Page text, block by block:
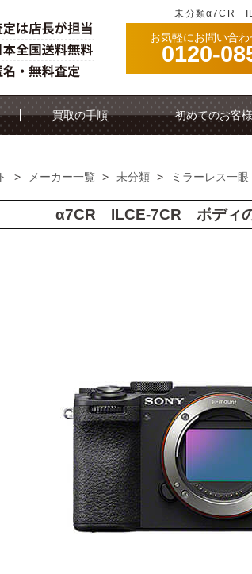
未分類α7CR
お気軽にお問い合わ
0120-
買取の手順 初めてのお客
> メーカー一覧 > 未分類 > ミラーレス一眼
α7CR ILCE-7CR ボディ